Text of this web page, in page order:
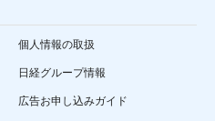
個人情報の取扱
日経グループ情報
広告お申し込みガイド